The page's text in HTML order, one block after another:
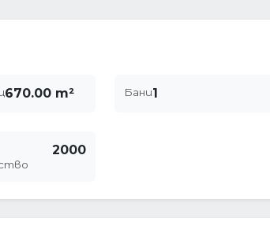
670.00 m² Бани1
2000